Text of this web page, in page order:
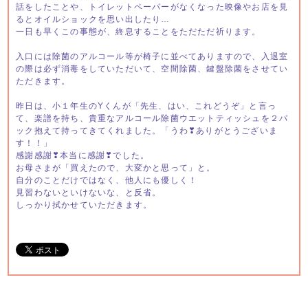
話をしたことや、トイレットペーパーがなくなった映像やお店を見
るとオイルショックを思い出したり…
一日も早くこの事態が、終息することをただただ祈ります。
入口には除菌のアルコール等が椅子に並べてありますので、入退室
の際は必ず消毒をしていただいて、空間除菌、鍵盤除菌をさせてい
ただきます。
昨日は、小１年生のYくんが「先生、はい、これどうぞ」と言っ
て、楽譜を持ち、貴重なアルコール除菌ウエットティッシュを２パ
ック抱えて持ってきてくれました。「うわ❣ありがとうございま
す！！」
感謝感謝❣本当に感謝❣でした。
お母さまが「買えたので、大変かと思って」と。
自分のことだけではなく、他人にも優しく！
見習わないといけないな、と反省。
しっかり拭かせていただきます。